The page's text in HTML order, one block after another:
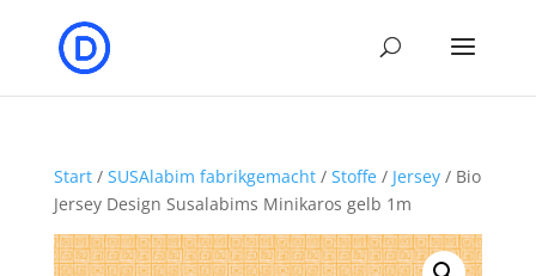
Start/ SUSAlabim fabrikgemacht/ Stoffe/ Jersey/ Bio
Jersey Design Susalabims Minikaros gelb 1m